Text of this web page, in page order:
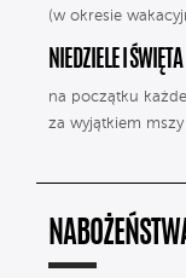
(w okresie
NIEDZIELE I ŚWIĘTA
na początku
za wyjątkiem mszy